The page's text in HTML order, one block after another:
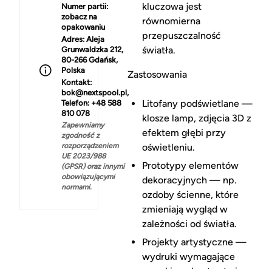
Numer partii:
zobacz na
opakowaniu
Adres: Aleja
Grunwaldzka 212,
80-266 Gdańsk,
Polska
Kontakt:
bok@nextspool.pl,
Telefon: +48 588
810 078
Zapewniamy
zgodność z
rozporządzeniem
UE 2023/988
(GPSR) oraz innymi
obowiązującymi
normami.
kluczowa jest
równomierna
przepuszczalność
światła.
Zastosowania
Litofany podświetlane —
klosze lamp, zdjęcia 3D z
efektem głębi przy
oświetleniu.
Prototypy elementów
dekoracyjnych — np.
ozdoby ścienne, które
zmieniają wygląd w
zależności od światła.
Projekty artystyczne —
wydruki wymagające